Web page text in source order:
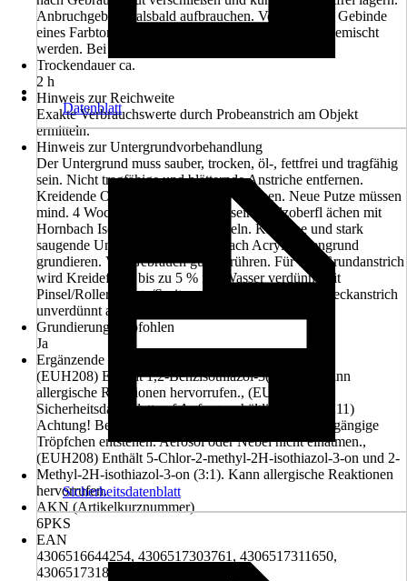
Anbruchgebinde alsbald aufbrauchen. Verschiedene Gebinde
eines Farbtons sollten vor Gebrauch untereinander gemischt
werden. Bei Verarbeitung mehrerer Gebinde
Trockendauer ca.
2 h
Hinweis zur Reichweite
Exakte Verbrauchswerte durch Probeanstrich am Objekt
ermitteln.
Hinweis zur Untergrundvorbehandlung
Der Untergrund muss sauber, trocken, öl-, fettfrei und tragfähig
sein. Nicht tragfähige und blätternde Anstriche entfernen.
Kreidende Oberfl ächen restlos abwaschen. Neue Putze müssen
mind. 4 Wochen durchgetrocknet sein. Holzoberfl ächen mit
Hornbach Isoliergrund vorbehandeln. Kritische und stark
saugende Untergründe mit Hornbach Acryl-Tiefengrund
grundieren. Vor Gebrauch gut umrühren. Für den Grundanstrich
wird Kreidefarbe bis zu 5 % mit Wasser verdünnt mit
Pinsel/Roller/Bürste/Spritzgerät aufgetragen. Den Deckanstrich
unverdünnt auftragen.
Grundierung empfohlen
Ja
Ergänzende Gefahrenmerkmale (EUH-Sätze)
(EUH208) Enthält 1,2-Benzisothiazol-3(2H)-on. Kann
allergische Reaktionen hervorrufen., (EUH210)
Sicherheitsdatenblatt auf Anfrage erhältlich., (EUH211)
Achtung! Beim Sprühen können gefährliche lungengängige
Tröpfchen entstehen. Aerosol oder Nebel nicht einatmen.,
(EUH208) Enthält 5-Chlor-2-methyl-2H-isothiazol-3-on und 2-
Methyl-2H-isothiazol-3-on (3:1). Kann allergische Reaktionen
hervorrufen.
AKN (Artikelkurznummer)
6PKS
EAN
4306516644254, 4306517303761, 4306517311650,
4306517318529
Datenblatt
Sicherheitsdatenblatt